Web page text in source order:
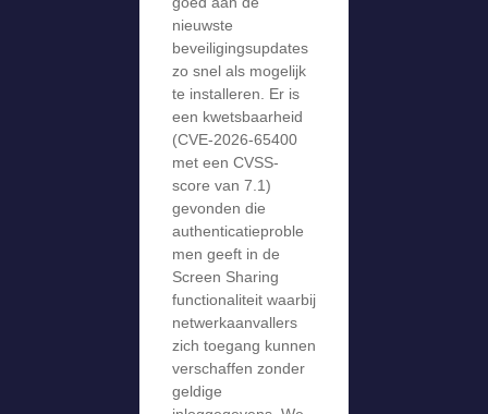
nieuwste
beveiligingsupdates
zo snel als mogelijk
te installeren. Er is
een kwetsbaarheid
(CVE-2026-65400
met een CVSS-
score van 7.1)
gevonden die
authenticatieproble
men geeft in de
Screen Sharing
functionaliteit waarbij
netwerkaanvallers
zich toegang kunnen
verschaffen zonder
geldige